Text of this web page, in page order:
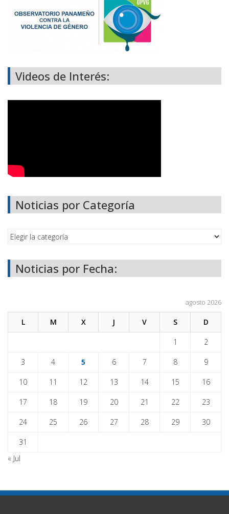
Videos de Interés:
Noticias por Categoría
Noticias por Fecha:
agosto 2026
L M X J V S D
1 2
3 4 5 6 7 8 9
10 11 12 13 14 15 16
17 18 19 20 21 22 23
24 25 26 27 28 29 30
31
« Jul